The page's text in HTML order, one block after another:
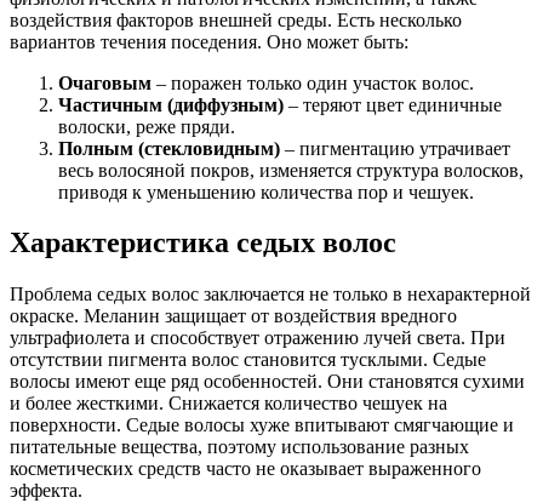
воздействия факторов внешней среды. Есть несколько
вариантов течения поседения. Оно может быть:
Очаговым – поражен только один участок волос.
Частичным (диффузным) – теряют цвет единичные
волоски, реже пряди.
Полным (стекловидным) – пигментацию утрачивает
весь волосяной покров, изменяется структура волосков,
приводя к уменьшению количества пор и чешуек.
Характеристика седых волос
Проблема седых волос заключается не только в нехарактерной
окраске. Меланин защищает от воздействия вредного
ультрафиолета и способствует отражению лучей света. При
отсутствии пигмента волос становится тусклыми. Седые
волосы имеют еще ряд особенностей. Они становятся сухими
и более жесткими. Снижается количество чешуек на
поверхности. Седые волосы хуже впитывают смягчающие и
питательные вещества, поэтому использование разных
косметических средств часто не оказывает выраженного
эффекта.